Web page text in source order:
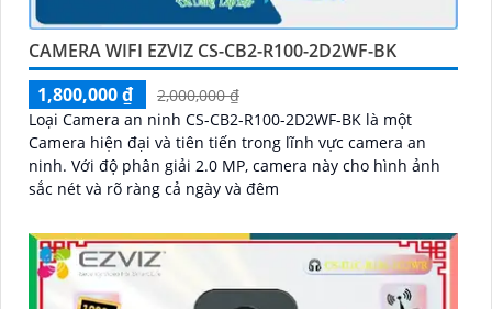
CAMERA WIFI EZVIZ CS-CB2-R100-2D2WF-BK
1,800,000 ₫
2,000,000 ₫
Loại Camera an ninh CS-CB2-R100-2D2WF-BK là một
Camera hiện đại và tiên tiến trong lĩnh vực camera an
ninh. Với độ phân giải 2.0 MP, camera này cho hình ảnh
sắc nét và rõ ràng cả ngày và đêm